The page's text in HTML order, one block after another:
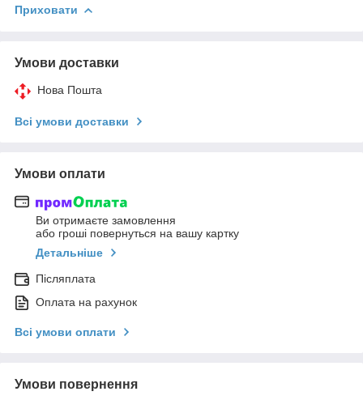
Приховати
Умови доставки
Нова Пошта
Всі умови доставки
Умови оплати
Ви отримаєте замовлення
або гроші повернуться на вашу картку
Детальніше
Післяплата
Оплата на рахунок
Всі умови оплати
Умови повернення